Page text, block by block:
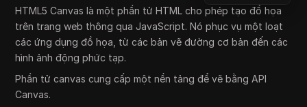
HTML5 Canvas là một phần tử HTML cho phép tạo đồ họa
trên trang web thông qua JavaScript. Nó phục vụ một loạt
các ứng dụng đồ họa, từ các bản vẽ đường cơ bản đến các
hình ảnh động phức tạp.
Phần tử canvas cung cấp một nền tảng để vẽ bằng API
Canvas.